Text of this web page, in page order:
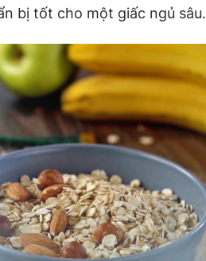
bị tốt cho một giấc ngủ sâu.